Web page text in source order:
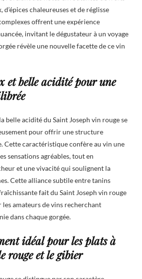
chaleureuses et de réglisse
offrent une expérience
invitant le dégustateur à un voyage
révèle une nouvelle facette de ce vin
et belle acidité pour une
belle acidité du Saint Joseph vin rouge se
pour offrir une structure
Cette caractéristique confère au vin une
sensations agréables, tout en
et une vivacité qui soulignent la
Cette alliance subtile entre tanins
fait du Saint Joseph vin rouge
amateurs de vins recherchant
dans chaque gorgée.
idéal pour les plats à
rouge et le gibier